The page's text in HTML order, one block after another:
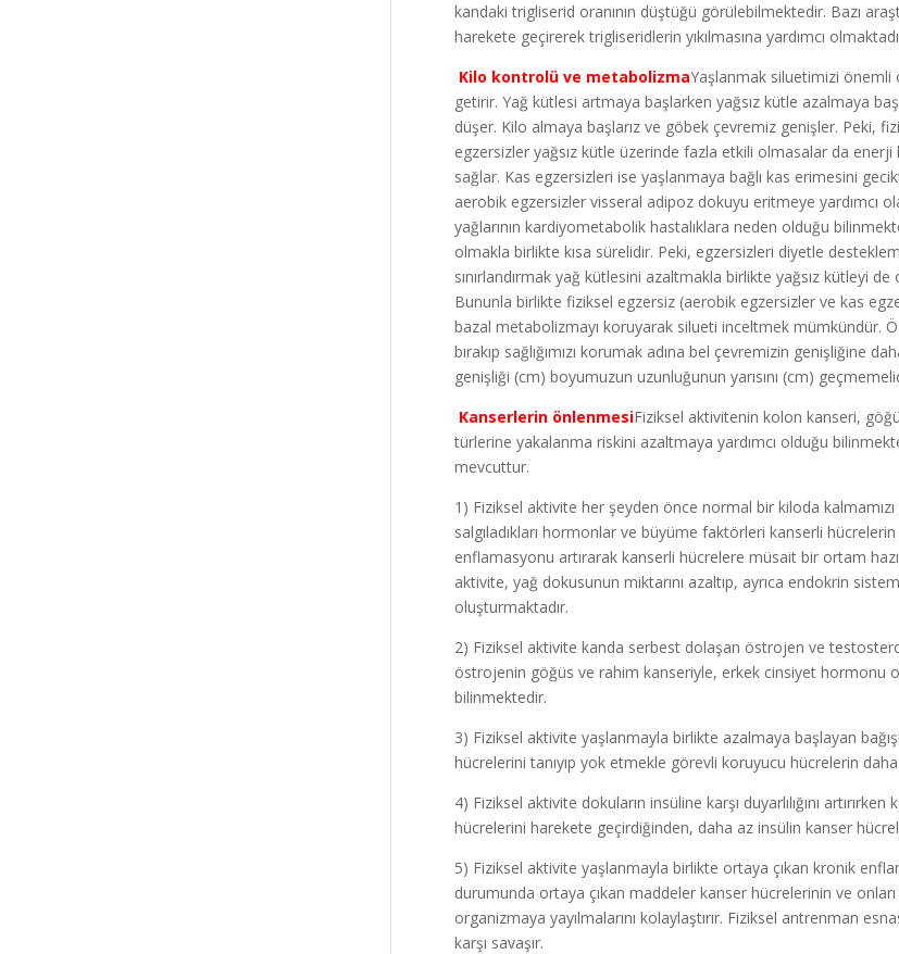
kandaki trigliserid oranının düştüğü görülebilmektedir. Bazı
harekete geçirerek trigliseridlerin yıkılmasına yardımcı
Kilo kontrolü ve metabolizmaYaşlanmak siluetimizi
getirir. Yağ kütlesi artmaya başlarken yağsız kütle azalmaya
düşer. Kilo almaya başlarız ve göbek çevremiz genişler. Peki,
egzersizler yağsız kütle üzerinde fazla etkili olmasalar da
sağlar. Kas egzersizleri ise yaşlanmaya bağlı kas erimesini
aerobik egzersizler visseral adipoz dokuyu eritmeye yardımcı
yağlarının kardiyometabolik hastalıklara neden olduğu
olmakla birlikte kısa sürelidir. Peki, egzersizleri diyetle
sınırlandırmak yağ kütlesini azaltmakla birlikte yağsız kütleyi
Bununla birlikte fiziksel egzersiz (aerobik egzersizler ve kas
bazal metabolizmayı koruyarak silueti inceltmek mümkündür.
bırakıp sağlığımızı korumak adına bel çevremizin
genişliği (cm) boyumuzun uzunluğunun yarısını (cm)
Kanserlerin önlenmesiFiziksel aktivitenin kolon kanseri,
türlerine yakalanma riskini azaltmaya yardımcı olduğu
mevcuttur.
1) Fiziksel aktivite her şeyden önce normal bir kiloda
salgıladıkları hormonlar ve büyüme faktörleri kanserli
enflamasyonu artırarak kanserli hücrelere müsait bir ortam
aktivite, yağ dokusunun miktarını azaltıp, ayrıca endokrin
oluşturmaktadır.
2) Fiziksel aktivite kanda serbest dolaşan östrojen ve
östrojenin göğüs ve rahim kanseriyle, erkek cinsiyet hormonu
bilinmektedir.
3) Fiziksel aktivite yaşlanmayla birlikte azalmaya başlayan
hücrelerini tanıyıp yok etmekle görevli koruyucu hücrelerin daha
4) Fiziksel aktivite dokuların insüline karşı duyarlılığını
hücrelerini harekete geçirdiğinden, daha az insülin kanser
5) Fiziksel aktivite yaşlanmayla birlikte ortaya çıkan kronik
durumunda ortaya çıkan maddeler kanser hücrelerinin ve
organizmaya yayılmalarını kolaylaştırır. Fiziksel antrenman
karşı savaşır.